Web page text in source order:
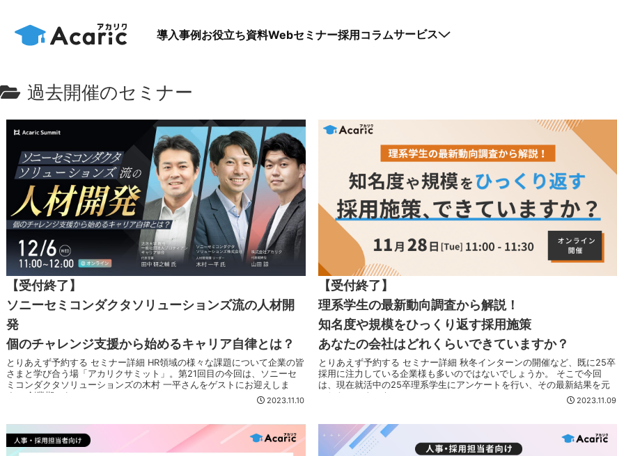
導入事例 お役立ち資料Webセミナー採用コラムサービス
過去開催のセミナー
【受付終了】
ソニーセミコンダクタソリューションズ流の人材開
発
個のチャレンジ支援から始めるキャリア自律とは？
とりあえず予約する セミナー詳細 HR領域の様々な課題について企業の皆
さまと学び合う場「アカリクサミット」。第21回目の今回は、ソニーセ
ミコンダクタソリューションズの木村 一平さんをゲストにお迎えしま
す。 創業期から...
2023.11.10
【受付終了】
理系学生の最新動向調査から解説！
知名度や規模をひっくり返す採用施策
あなたの会社はどれくらいできていますか？
とりあえず予約する セミナー詳細 秋冬インターンの開催など、既に25卒
採用に注力している企業様も多いのではないでしょうか。 そこで今回
は、現在就活中の25卒理系学生にアンケートを行い、その最新結果を元
にしたセミナーを...
2023.11.09